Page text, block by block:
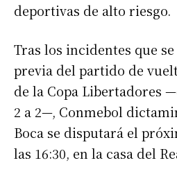
deportivas de alto riesgo.
Tras los incidentes que
previa del partido de
de la Copa Libertadores
2 a 2—, Conmebol
Boca se disputará el
las 16:30, en la casa del